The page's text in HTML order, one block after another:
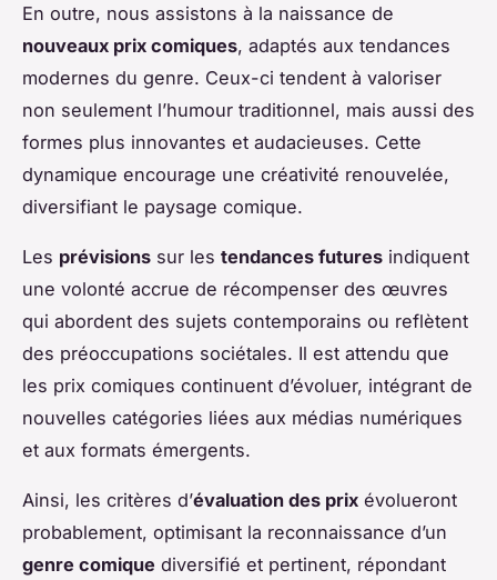
En outre, nous assistons à la naissance de
nouveaux prix comiques, adaptés aux tendances
modernes du genre. Ceux-ci tendent à valoriser
non seulement l’humour traditionnel, mais aussi des
formes plus innovantes et audacieuses. Cette
dynamique encourage une créativité renouvelée,
diversifiant le paysage comique.
Les prévisions sur les tendances futures indiquent
une volonté accrue de récompenser des œuvres
qui abordent des sujets contemporains ou reflètent
des préoccupations sociétales. Il est attendu que
les prix comiques continuent d’évoluer, intégrant de
nouvelles catégories liées aux médias numériques
et aux formats émergents.
Ainsi, les critères d’évaluation des prix évolueront
probablement, optimisant la reconnaissance d’un
genre comique diversifié et pertinent, répondant